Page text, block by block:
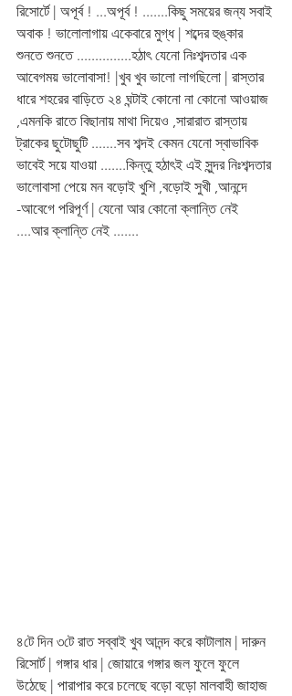
রিসোর্টে | অপূর্ব ! ...অপূর্ব ! .......কিছু সময়ের জন্য সবাই
অবাক ! ভালোলাগায় একেবারে মুগ্ধ | শব্দের হুঙ্কার
শুনতে শুনতে ...............হঠাৎ যেনো নিঃশব্দতার এক
আবেগময় ভালোবাসা! |খুব খুব ভালো লাগছিলো | রাস্তার
ধারে শহরের বাড়িতে ২৪ ঘন্টাই কোনো না কোনো আওয়াজ
,এমনকি রাতে বিছানায় মাথা দিয়েও ,সারারাত রাস্তায়
ট্রাকের ছুটোছুটি .......সব শব্দই কেমন যেনো স্বাভাবিক
ভাবেই সয়ে যাওয়া .......কিন্তু হঠাৎই এই সুন্দর নিঃশব্দতার
ভালোবাসা পেয়ে মন বড়োই খুশি ,বড়োই সুখী ,আনন্দে
-আবেগে পরিপূর্ণ | যেনো আর কোনো ক্লান্তি নেই
....আর ক্লান্তি নেই .......
৪টে দিন ৩টে রাত সব্বাই খুব আনন্দ করে কাটালাম | দারুন
রিসোর্ট | গঙ্গার ধার | জোয়ারে গঙ্গার জল ফুলে ফুলে
উঠেছে | পারাপার করে চলেছে বড়ো বড়ো মালবাহী জাহাজ